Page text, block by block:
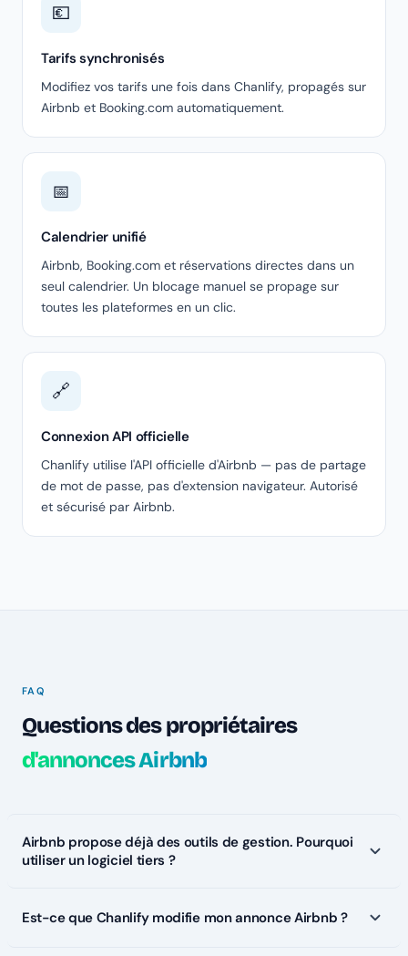
💶
Tarifs synchronisés
Modifiez vos tarifs une fois dans Chanlify, propagés sur
Airbnb et Booking.com automatiquement.
📅
Calendrier unifié
Airbnb, Booking.com et réservations directes dans un
seul calendrier. Un blocage manuel se propage sur
toutes les plateformes en un clic.
🔗
Connexion API officielle
Chanlify utilise l'API officielle d'Airbnb — pas de partage
de mot de passe, pas d'extension navigateur. Autorisé
et sécurisé par Airbnb.
FAQ
Questions des propriétaires
d'annonces Airbnb
Airbnb propose déjà des outils de gestion. Pourquoi
utiliser un logiciel tiers ?
Est-ce que Chanlify modifie mon annonce Airbnb ?